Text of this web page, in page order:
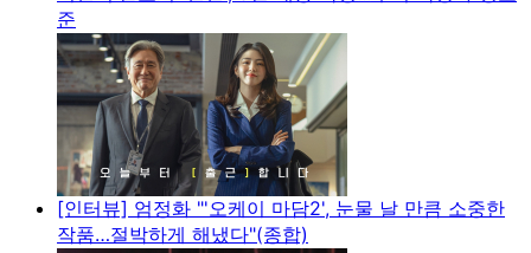
준
[인터뷰] 엄정화 "'오케이 마담2', 눈물 날 만큼 소중한
작품…절박하게 해냈다"(종합)